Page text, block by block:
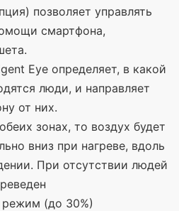
) позволяет управлять
смартфона,
Eye определяет, в какой
люди, и направляет
от них.
зонах, то воздух будет
вниз при нагреве, вдоль
При отсутствии людей
режим (до 30%)